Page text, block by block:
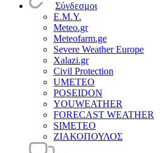
Σύνδεσμοι
Ε.Μ.Υ.
Meteo.gr
Meteofarm.ge
Severe Weather Europe
Xalazi.gr
Civil Protection
UMETEO
POSEIDON
YOUWEATHER
FORECAST WEATHER
SIMETEO
ΖΙΑΚΟΠΟΥΛΟΣ